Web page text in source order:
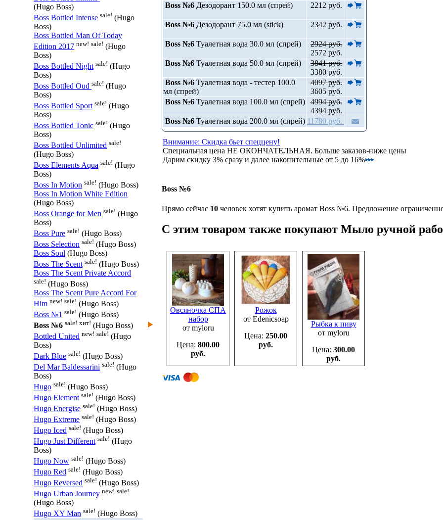
(Hugo Boss)
Boss Bottled Intense sale! (Hugo
Boss)
Boss Bottled Man Of Today
Edition 2017 new! sale! (Hugo
Boss)
Boss Bottled Night sale! (Hugo
Boss)
Boss Bottled Oud sale! (Hugo
Boss)
Boss Bottled Sport sale! (Hugo
Boss)
Boss Bottled Tonic sale! (Hugo
Boss)
Boss Bottled Unlimited sale!
(Hugo Boss)
Boss Elements Aqua sale! (Hugo
Boss)
Boss In Motion sale! (Hugo Boss)
Boss In Motion White Edition
(Hugo Boss)
Boss Orange for Men sale! (Hugo
Boss)
Boss Pure sale! (Hugo Boss)
Boss Selection sale! (Hugo Boss)
Boss Soul (Hugo Boss)
Boss The Scent sale! (Hugo Boss)
Boss The Scent Private Accord
sale! (Hugo Boss)
Boss The Scent Pure Accord For
Him new! sale! (Hugo Boss)
Boss №1 sale! (Hugo Boss)
Boss №6 sale! хит! (Hugo Boss)
Bottled United new! sale! (Hugo
Boss)
Dark Blue sale! (Hugo Boss)
Del Mar Baldessarini sale! (Hugo
Boss)
Hugo sale! (Hugo Boss)
Hugo Element sale! (Hugo Boss)
Hugo Energise sale! (Hugo Boss)
Hugo Extreme sale! (Hugo Boss)
Hugo Iced sale! (Hugo Boss)
Hugo Just Different sale! (Hugo
Boss)
Hugo Now sale! (Hugo Boss)
Hugo Red sale! (Hugo Boss)
Hugo Reversed sale! (Hugo Boss)
Hugo Urban Journey new! sale!
(Hugo Boss)
Hugo XY Man sale! (Hugo Boss)
Boss №6 Дезодорант 150.0 мл (спрей) 2212 руб.
Boss №6 Дезодорант 75.0 мл (stick) 2342 руб.
Boss №6 Туалетная вода 30.0 мл (спрей)
2924 руб.
2572 руб.
Boss №6 Туалетная вода 50.0 мл (спрей)
3841 руб.
3380 руб.
Boss №6 Туалетная вода - тестер 100.0
мл (спрей)
4097 руб.
3605 руб.
Boss №6 Туалетная вода 100.0 мл (спрей)
4994 руб.
4394 руб.
Boss №6 Туалетная вода 200.0 мл (спрей) 11780 руб.
Внимание: Скидка бьет спеццену!
Специальная цена НЕ ОКОНЧАТЕЛЬНАЯ. Больше заказов-ниже цены
Дарим скидку 3% сразу и далее накопительные от 5 до 16%
Boss №6
Прямо сейчас 10 человек хотят купить аромат Boss №6. Предложение
С этим товаром также покупают Мыло ручной
Овсяночка СПА
набор
от myloru
Цена: 800.00
руб.
Рожок
от Edenicsoap
Цена: 250.00
руб.
Рыбка к пиву
от myloru
Цена: 300.00
руб.